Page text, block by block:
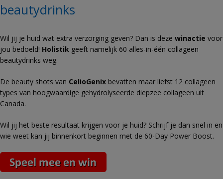
beautydrinks
Wil jij je huid wat extra verzorging geven? Dan is deze winactie voor
jou bedoeld! Holistik geeft namelijk 60 alles-in-één collageen
beautydrinks weg.
De beauty shots van CelioGenix bevatten maar liefst 12 collageen
types van hoogwaardige gehydrolyseerde diepzee collageen uit
Canada.
Wil jij het beste resultaat krijgen voor je huid? Schrijf je dan snel in en
wie weet kan jij binnenkort beginnen met de 60-Day Power Boost.